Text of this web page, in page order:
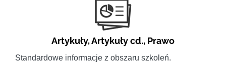
Artykuły,Artykuły cd., Prawo
Standardowe informacje z obszaru szkoleń.